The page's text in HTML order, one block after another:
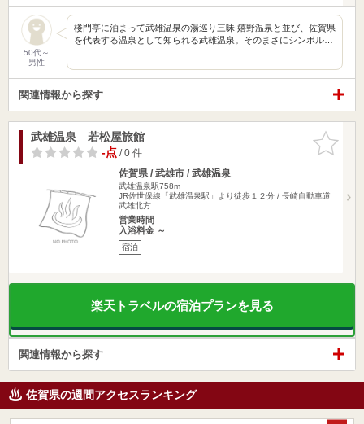
50代～
男性
楼門亭に泊まって武雄温泉の湯巡り三昧 嬉野温泉と並び、佐賀県
を代表する温泉として知られる武雄温泉。そのまさにシンボル…
関連情報から探す
お気に入
りに追加
武雄温泉 若松屋旅館
-点/ 0 件
佐賀県 / 武雄市 / 武雄温泉
武雄温泉駅758m
JR佐世保線「武雄温泉駅」より徒歩１２分 / 長崎自動車道
武雄北方…
営業時間
入浴料金 ～
宿泊
楽天トラベルの宿泊プランを見る
関連情報から探す
佐賀県の週間アクセスランキング